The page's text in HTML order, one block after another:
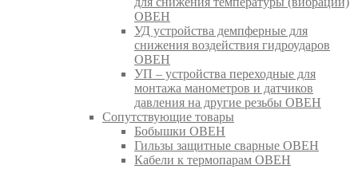
ОВЕН
УД устройства демпферные для
снижения воздействия гидроударов
ОВЕН
УП – устройства переходные для
монтажа манометров и датчиков
давления на другие резьбы ОВЕН
Сопутствующие товары
Бобышки ОВЕН
Гильзы защитные сварные ОВЕН
Кабели к термопарам ОВЕН